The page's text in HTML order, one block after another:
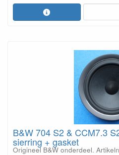
B&W 704 S2 & CCM7.3
sierring + gasket
Origineel B&W onderdeel.